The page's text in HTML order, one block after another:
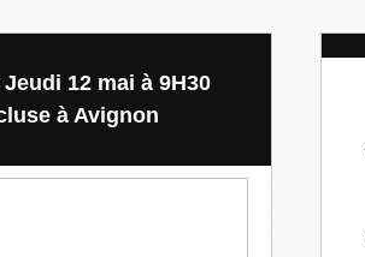
12 mai à 9H30
à Avignon